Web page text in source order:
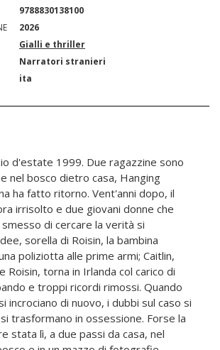
9788830138100
2026
Gialli e thriller
Narratori stranieri
ita
d'estate 1999. Due ragazzine sono
nel bosco dietro casa, Hanging
ha fatto ritorno. Vent'anni dopo, il
irrisolto e due giovani donne che
smesso di cercare la verità si
sorella di Roisin, la bambina
poliziotta alle prime armi; Caitlin,
Roisin, torna in Irlanda col carico di
e troppi ricordi rimossi. Quando
incrociano di nuovo, i dubbi sul caso si
trasformano in ossessione. Forse la
stata lì, a due passi da casa, nel